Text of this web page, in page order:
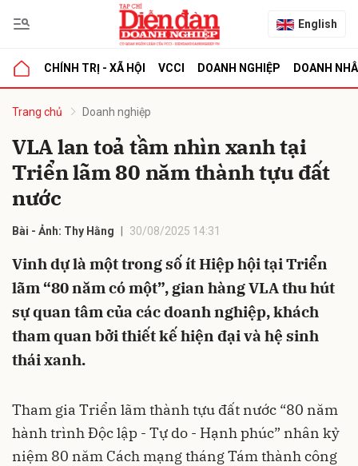
English
CHÍNH TRỊ - XÃ HỘI VCCI DOANH NGHIỆP DOANH
Trang chủ Doanh nghiệp
VLA lan toả tầm nhìn xanh tại
Triển lãm 80 năm thành tựu đất
nước
Bài - Ảnh: Thy Hằng 30/08/2025 14:31
Vinh dự là một trong số ít Hiệp hội tại Triển
lãm “80 năm có một”, gian hàng VLA thu hút
sự quan tâm của các doanh nghiệp, khách
tham quan bởi thiết kế hiện đại và hệ sinh
thái xanh.
Tham gia Triển lãm thành tựu đất nước “80 năm
hành trình Độc lập - Tự do - Hạnh phúc” nhân kỷ
niệm 80 năm Cách mạng tháng Tám thành công
luận
Hủy